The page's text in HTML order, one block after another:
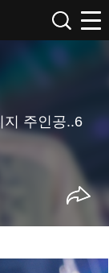
지 주인공..6